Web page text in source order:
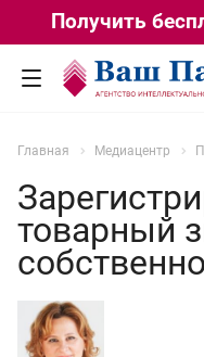
Получить
Главная Медиацентр
товарный